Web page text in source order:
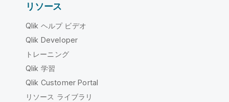
リソース
Qlik ヘルプ ビデオ
Qlik Developer
トレーニング
Qlik 学習
Qlik Customer Portal
リソース ライブラリ